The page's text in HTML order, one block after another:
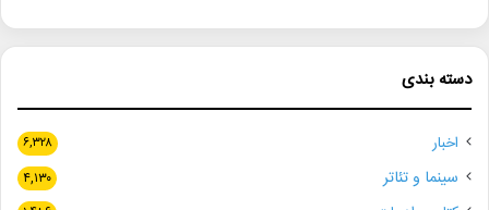
دسته بندی
اخبار ۶,۳۲۸
سینما و تئاتر ۴,۱۳۰